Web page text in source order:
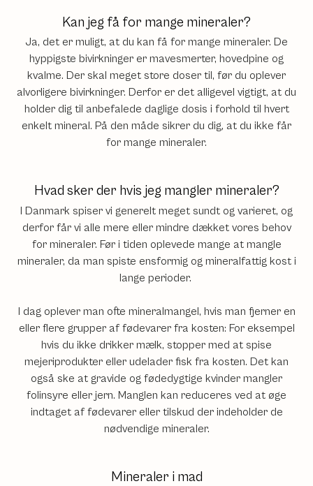
Kan jeg få for mange mineraler?
Ja, det er muligt, at du kan få for mange mineraler. De
hyppigste bivirkninger er mavesmerter, hovedpine og
kvalme. Der skal meget store doser til, før du oplever
alvorligere bivirkninger. Derfor er det alligevel vigtigt, at du
holder dig til anbefalede daglige dosis i forhold til hvert
enkelt mineral. På den måde sikrer du dig, at du ikke får
for mange mineraler.
Hvad sker der hvis jeg mangler mineraler?
I Danmark spiser vi generelt meget sundt og varieret, og
derfor får vi alle mere eller mindre dækket vores behov
for mineraler. Før i tiden oplevede mange at mangle
mineraler, da man spiste ensformig og mineralfattig kost i
lange perioder.
I dag oplever man ofte mineralmangel, hvis man fjerner en
eller flere grupper af fødevarer fra kosten: For eksempel
hvis du ikke drikker mælk, stopper med at spise
mejeriprodukter eller udelader fisk fra kosten. Det kan
også ske at gravide og fødedygtige kvinder mangler
folinsyre eller jern. Manglen kan reduceres ved at øge
indtaget af fødevarer eller tilskud der indeholder de
nødvendige mineraler.
Mineraler i mad